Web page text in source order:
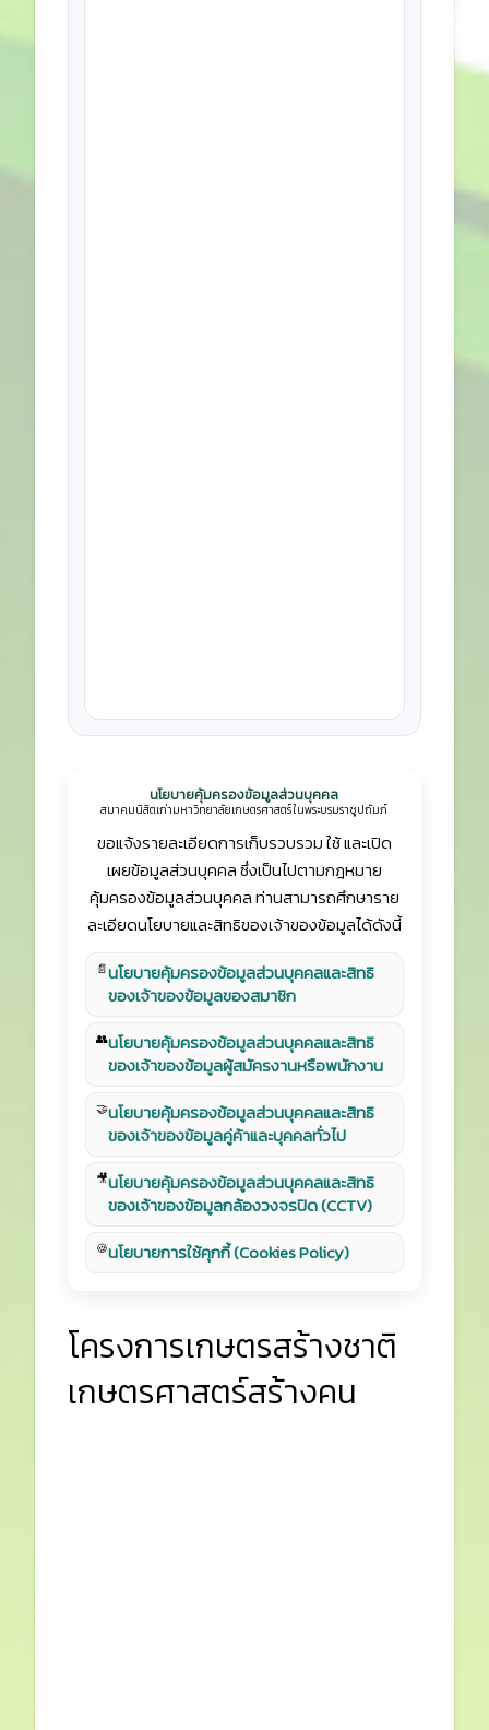
นโยบายคุ้มครองข้อมูลส่วนบุคคล
สมาคมนิสิตเก่ามหาวิทยาลัยเกษตรศาสตร์ ในพระบรมราชูปถัมภ์
ขอแจ้งรายละเอียดการเก็บรวบรวม ใช้ และเปิด
เผยข้อมูลส่วนบุคคล ซึ่งเป็นไปตามกฎหมาย
คุ้มครองข้อมูลส่วนบุคคล ท่านสามารถศึกษาราย
ละเอียดนโยบายและสิทธิของเจ้าของข้อมูลได้ดังนี้
📄นโยบายคุ้มครองข้อมูลส่วนบุคคลและสิทธิ
ของเจ้าของข้อมูลของสมาชิก
👥นโยบายคุ้มครองข้อมูลส่วนบุคคลและสิทธิ
ของเจ้าของข้อมูลผู้สมัครงานหรือพนักงาน
🤝นโยบายคุ้มครองข้อมูลส่วนบุคคลและสิทธิ
ของเจ้าของข้อมูลคู่ค้าและบุคคลทั่วไป
🎥นโยบายคุ้มครองข้อมูลส่วนบุคคลและสิทธิ
ของเจ้าของข้อมูลกล้องวงจรปิด (CCTV)
🍪นโยบายการใช้คุกกี้ (Cookies Policy)
โครงการเกษตรสร้างชาติ
เกษตรศาสตร์สร้างคน